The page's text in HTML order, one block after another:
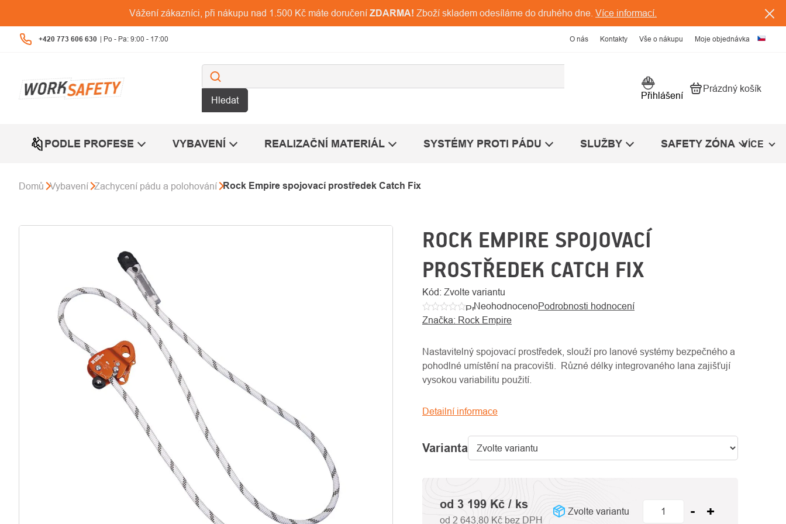
obsah
Vážení zákazníci, při nákupu nad 1.500 Kč máte doručení ZDARMA! Zboží skladem odesíláme do druhého dne. Více informací.
+420 773 606 630 O nás Kontakty Vše o nákupu Moje objednávka
Hledat Přihlášení Nákupní košík
Prázdný košík
PODLE PROFESE VYBAVENÍ REALIZAČNÍ MATERIÁL SYSTÉMY PROTI PÁDU SLUŽBY SAFETY ZÓNA VÍCE
Domů Vybavení Zachycení pádu a polohování Rock Empire spojovací prostředek Catch Fix
ROCK EMPIRE SPOJOVACÍ
PROSTŘEDEK CATCH FIX
Kód: Zvolte variantu
Průměrné
hodnocení
je
0,0
z
hvězdiček.
NeohodnocenoPodrobnosti hodnocení
Značka: Rock Empire
Varianta
Nastavitelný spojovací prostředek, slouží pro lanové systémy bezpečného a
pohodlné umístění na pracovišti. Různé délky integrovaného lana zajišťují
vysokou variabilitu použití.
Detailní informace
od 3 199 Kč / ks
od 2 643,80 Kč bez DPH
Zvolte variantu